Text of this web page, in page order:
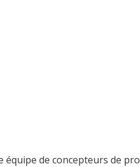
équipe de concepteurs de